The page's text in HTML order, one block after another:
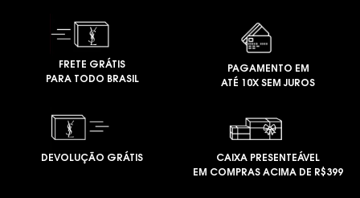
FRETE GRÁTIS
PARA TODO BRASIL
PAGAMENTO EM
ATÉ 10X SEM JUROS
DEVOLUÇÃO GRÁTIS
CAIXA PRESENTEÁVEL
EM COMPRAS ACIMA DE R$399